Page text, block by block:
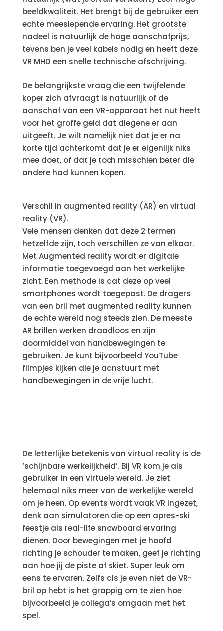
beeldkwaliteit. Het brengt bij de gebruiker een
echte meeslepende ervaring. Het grootste
nadeel is natuurlijk de hoge aanschafprijs,
tevens ben je veel kabels nodig en heeft deze
VR MHD een snelle technische afschrijving.
De belangrijkste vraag die een twijfelende
koper zich afvraagt is natuurlijk of de
aanschaf van een VR-apparaat het nut heeft
voor het groffe geld dat diegene er aan
uitgeeft. Je wilt namelijk niet dat je er na
korte tijd achterkomt dat je er eigenlijk niks
mee doet, of dat je toch misschien beter die
andere had kunnen kopen.
Verschil in augmented reality (AR) en virtual
reality (VR).
Vele mensen denken dat deze 2 termen
hetzelfde zijn, toch verschillen ze van elkaar.
Met Augmented reality wordt er digitale
informatie toegevoegd aan het werkelijke
zicht. Een methode is dat deze op veel
smartphones wordt toegepast. De dragers
van een bril met augmented reality kunnen
de echte wereld nog steeds zien. De meeste
AR brillen werken draadloos en zijn
doormiddel van handbewegingen te
gebruiken. Je kunt bijvoorbeeld YouTube
filmpjes kijken die je aanstuurt met
handbewegingen in de vrije lucht.
De letterlijke betekenis van virtual reality is de
‘schijnbare werkelijkheid’. Bij VR kom je als
gebruiker in een virtuele wereld. Je ziet
helemaal niks meer van de werkelijke wereld
om je heen. Op events wordt vaak VR ingezet,
denk aan simulatoren die op een apres-ski
feestje als real-life snowboard ervaring
dienen. Door bewegingen met je hoofd
richting je schouder te maken, geef je richting
aan hoe jij de piste af skiet. Super leuk om
eens te ervaren. Zelfs als je even niet de VR-
bril op hebt is het grappig om te zien hoe
bijvoorbeeld je collega’s omgaan met het
spel.